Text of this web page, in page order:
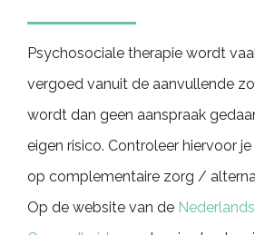
Psychosociale therapie wordt
vergoed vanuit de aanvullende
wordt dan geen aanspraak
eigen risico. Controleer hiervoor
op complementaire zorg /
Op de website van de